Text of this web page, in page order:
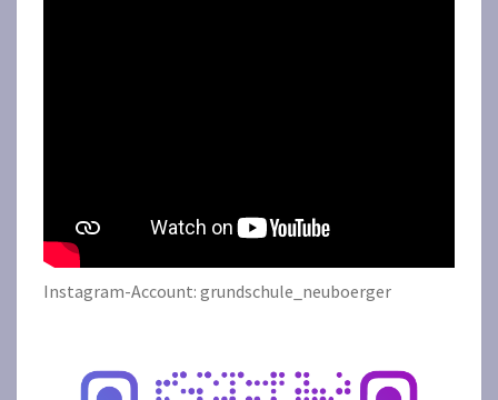
Instagram-Account: grundschule_neuboerger